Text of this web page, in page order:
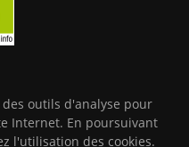
outils d'analyse pour
Internet. En poursuivant
l'utilisation des cookies.